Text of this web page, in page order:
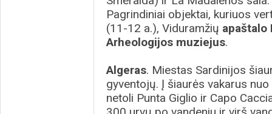
Pagrindiniai objektai, kuriuos
(11-12 a.), Viduramžių apaštalo
Arheologijos muziejus.
Algeras. Miestas Sardinijos
gyventojų. Į šiaurės vakarus
netoli Punta Giglio ir Capo